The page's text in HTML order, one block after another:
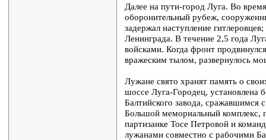
Далее на пути-город Луга. Во
оборонительный рубеж,
задержал наступление
Ленинграда. В течение 2,5 года
войсками. Когда фронт
вражеским тылом, развернулось
Лужане свято хранят память о
шоссе Луга-Городец, установлена
Балтийского завода,
Большой мемориальный комплекс,
партизанке Тосе Петровой и
лужанами совместно с рабочими